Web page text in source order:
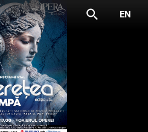
search EN